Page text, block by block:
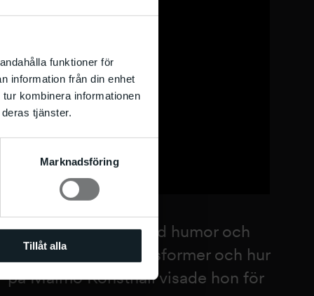
funktioner för
information från din enhet
kombinera informationen
tjänster.
Marknadsföring
Tillåt alla
vara människa. Med humor och
på andra livsformer och hur
Malmö Konsthall visade hon för